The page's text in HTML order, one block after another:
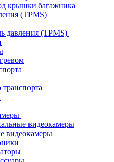
крышки багажника
(TPMS)
давления (TPMS)
транспорта
видеокамеры
видеокамеры